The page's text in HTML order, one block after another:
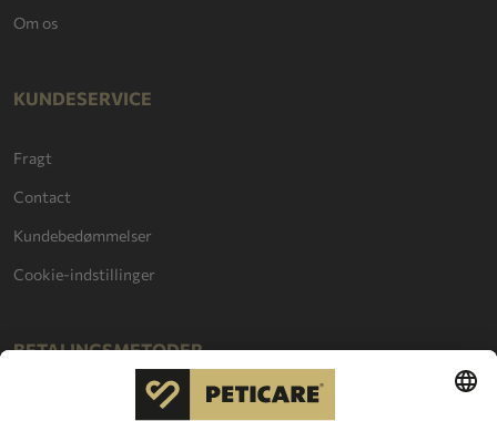
Om os
KUNDESERVICE
Fragt
Contact
Kundebedømmelser
Cookie-indstillinger
BETALINGSMETODER